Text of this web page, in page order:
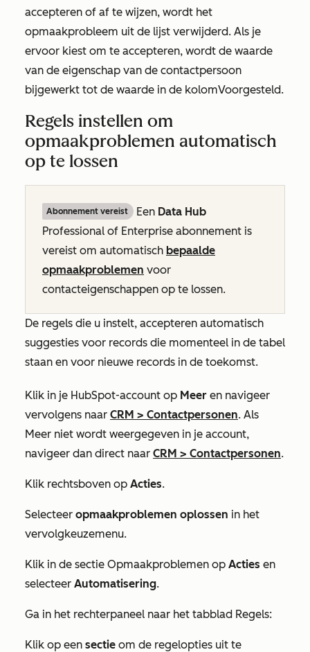
accepteren of af te wijzen, wordt het
opmaakprobleem uit de lijst verwijderd. Als je
ervoor kiest om te accepteren, wordt de waarde
van de eigenschap van de contactpersoon
bijgewerkt tot de waarde in de kolomVoorgesteld.
Regels instellen om
opmaakproblemen automatisch
op te lossen
Abonnement vereist Een Data Hub
Professional of Enterprise abonnement is
vereist om automatisch bepaalde
opmaakproblemen voor
contacteigenschappen op te lossen.
De regels die u instelt, accepteren automatisch
suggesties voor records die momenteel in de tabel
staan en voor nieuwe records in de toekomst.
Klik in je HubSpot-account op Meer en navigeer
vervolgens naar CRM > Contactpersonen. Als
Meer niet wordt weergegeven in je account,
navigeer dan direct naar CRM > Contactpersonen.
Klik rechtsboven op Acties.
Selecteer opmaakproblemen oplossen in het
vervolgkeuzemenu.
Klik in de sectie Opmaakproblemen op Acties en
selecteer Automatisering.
Ga in het rechterpaneel naar het tabblad Regels:
Klik op een sectie om de regelopties uit te